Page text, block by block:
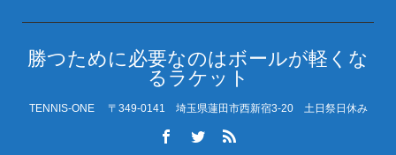
勝つために必要なのはボールが軽くな
るラケット
TENNIS-ONE 〒349-0141 埼玉県蓮田市西新宿3-20 土日祭日休み